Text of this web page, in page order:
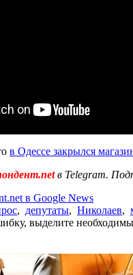
в Одессе закрылся
в Telegram.
в Google News
, депутаты, Николаев,
выделите